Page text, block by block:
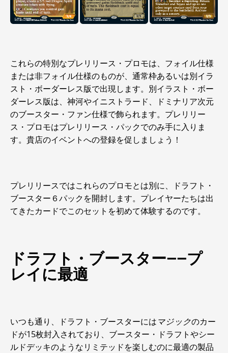
これらの特別なプレリリース・プロモは、フォイル仕様
または非フォイル仕様のものが、通常枠あるいは別イラ
スト・ボーダーレス版で出現します。別イラスト・ボー
ダーレス版は、神河やイニストラード、ドミナリア次元
のブースター・ファン仕様で飾られます。プレリリー
ス・プロモはプレリリース・パックでのみ手に入りま
す。貴店のイベントへの登録を促しましょう！
プレリリースではこれらのプロモとは別に、ドラフト・
ブースター６パックを開封します。プレイヤーたちは出
てきたカードでこのセットを初めて体験するのです。
ドラフト・ブースター――プ
レイに最適
いつも通り、ドラフト・ブースターにはマジックのカー
ドが15枚封入されており、ブースター・ドラフトやシー
ルドデッキのようなリミテッドを楽しむのに最適の製品